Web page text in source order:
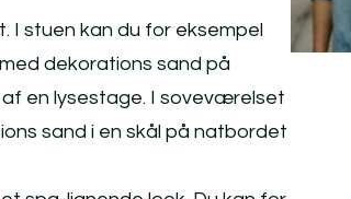
I stuen kan du for eksempel
dekorations sand på
en lysestage. I soveværelset
sand i en skål på natbordet